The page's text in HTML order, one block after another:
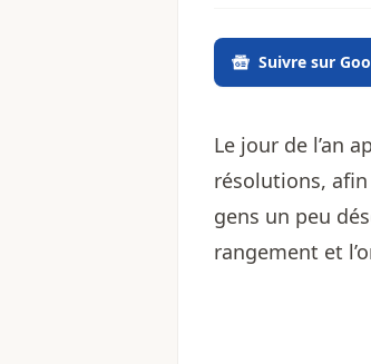
Suivre sur
Le jour de l’an
résolutions,
gens un peu
rangement et